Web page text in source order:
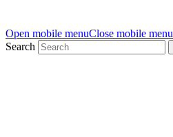
Open mobile menuClose mobile menu
Search